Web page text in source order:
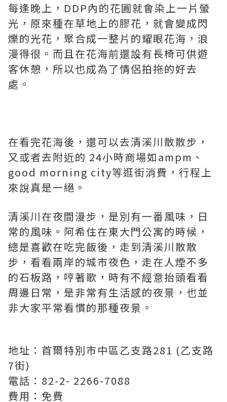
每逢晚上，DDP內的花圃就會染上一片螢
光，原來種在草地上的膠花，就會變成閃
爍的光花，聚合成一整片的耀眼花海，浪
漫得很。而且在花海前還設有長椅可供遊
客休憩，所以也成為了情侶拍拖的好去
處。
在看完花海後，還可以去清溪川散散步，
又或者去附近的 24小時商場如ampm、
good morning city等逛街消費，行程上
來說真是一絕。
清溪川在夜間漫步，是別有一番風味，日
常的風味。阿希住在東大門公寓的時候，
總是喜歡在吃完飯後，走到清溪川散散
步，看看兩岸的城市夜色，走在人煙不多
的石板路，哼著歌，時有不經意抬頭看看
周邊日常，是非常有生活感的夜景，也並
非大家平常看慣的那種夜景。
地址：首爾特別市中區乙支路281 (乙支路
7街)
電話：82-2- 2266-7088
費用：免費